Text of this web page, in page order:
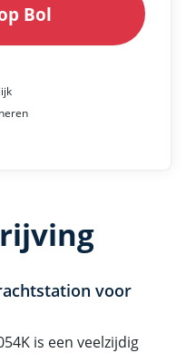
Bol
voor
is een veelzijdig